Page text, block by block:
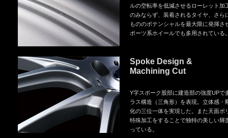
ルの空転率を低減させるローレット加
のみならず、装着されるタイヤ、さら
もののポテンシャルを最大限に発揮さ
ポーツ系ホイールでも多用されている
Spoke Design &
Machining Cut
Y字スポーク股部に建造部の強度UPで
ラス構造（三角形）を表現。立体感・
化の三位一体を実現した。また天面ポ
特殊加工をすることで独特の美しい輝
っている。